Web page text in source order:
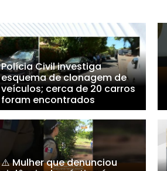
Polícia Civil investiga
esquema de clonagem de
veículos; cerca de 20 carros
foram encontrados
⚠️ Mulher que denunciou